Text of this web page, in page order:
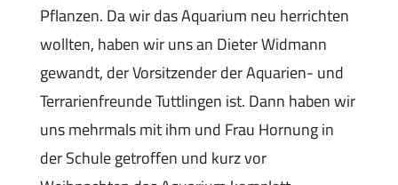
Pflanzen. Da wir das Aquarium neu herrichten
wollten, haben wir uns an Dieter Widmann
gewandt, der Vorsitzender der Aquarien- und
Terrarienfreunde Tuttlingen ist. Dann haben wir
uns mehrmals mit ihm und Frau Hornung in
der Schule getroffen und kurz vor